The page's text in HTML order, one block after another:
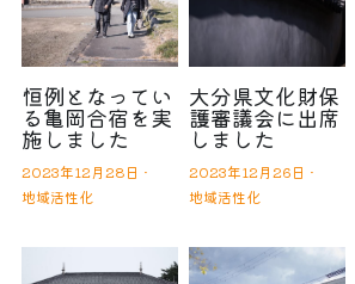
恒例となってい
る亀岡合宿を実
施しました
2023年12月28日 ·
地域活性化
大分県文化財保
護審議会に出席
しました
2023年12月26日 ·
地域活性化